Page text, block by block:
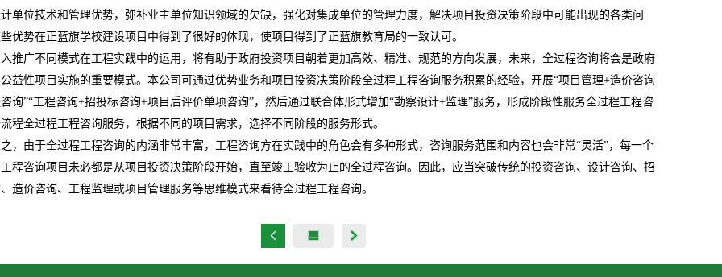
单位技术和管理优势，弥补业主单位知识领域的欠缺，强化对集成单位的管理力度，解决项目投资决策阶段中可能出现的各类问
优势在正蓝旗学校建设项目中得到了很好的体现，使项目得到了正蓝旗教育局的一致认可。
推广不同模式在工程实践中的运用，将有助于政府投资项目朝着更加高效、精准、规范的方向发展，未来，全过程咨询将会是政府
益性项目实施的重要模式。本公司可通过优势业务和项目投资决策阶段全过程工程咨询服务积累的经验，开展“项目管理+造价咨询
询”“工程咨询+招投标咨询+项目后评价单项咨询”，然后通过联合体形式增加“勘察设计+监理”服务，形成阶段性服务全过程工程咨
程全过程工程咨询服务，根据不同的项目需求，选择不同阶段的服务形式。
，由于全过程工程咨询的内涵非常丰富，工程咨询方在实践中的角色会有多种形式，咨询服务范围和内容也会非常“灵活”，每一个
程咨询项目未必都是从项目投资决策阶段开始，直至竣工验收为止的全过程咨询。因此，应当突破传统的投资咨询、设计咨询、招
造价咨询、工程监理或项目管理服务等思维模式来看待全过程工程咨询。